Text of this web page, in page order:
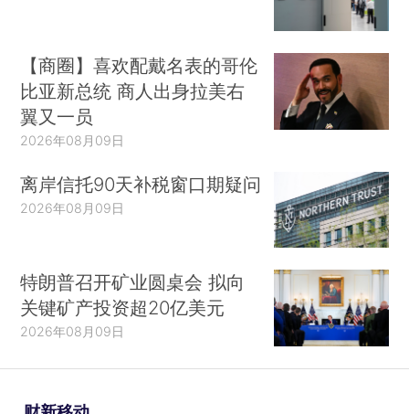
【商圈】喜欢配戴名表的哥伦
比亚新总统 商人出身拉美右
翼又一员
2026年08月09日
离岸信托90天补税窗口期疑问
2026年08月09日
特朗普召开矿业圆桌会 拟向
关键矿产投资超20亿美元
2026年08月09日